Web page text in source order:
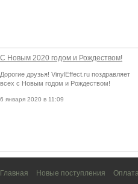
С Новым 2020 годом и Рождеством!
Дорогие друзья! VinylEffect.ru поздравляет
всех с Новым годом и Рождеством!
6 января 2020 в 11:09
Главная Новые поступления